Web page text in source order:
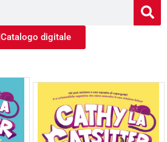
Catalogo digitale